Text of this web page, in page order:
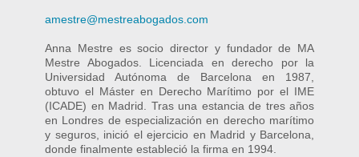
amestre@mestreabogados.com
Anna Mestre es socio director y fundador de MA
Mestre Abogados. Licenciada en derecho por la
Universidad Autónoma de Barcelona en 1987,
obtuvo el Máster en Derecho Marítimo por el IME
(ICADE) en Madrid. Tras una estancia de tres años
en Londres de especialización en derecho marítimo
y seguros, inició el ejercicio en Madrid y Barcelona,
donde finalmente estableció la firma en 1994.